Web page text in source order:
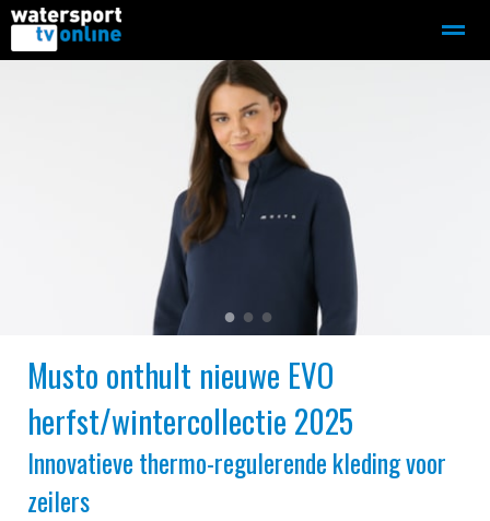
Adverteren
● ● ●
Musto onthult nieuwe EVO
herfst/wintercollectie 2025
Innovatieve thermo-regulerende kleding voor
zeilers